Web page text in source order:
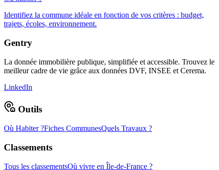
Identifiez la commune idéale en fonction de vos critères : budget,
trajets, écoles, environnement.
Gentry
La donnée immobilière publique, simplifiée et accessible. Trouvez le
meilleur cadre de vie grâce aux données DVF, INSEE et Cerema.
LinkedIn
Outils
Où Habiter ?Fiches CommunesQuels Travaux ?
Classements
Tous les classementsOù vivre en Île-de-France ?